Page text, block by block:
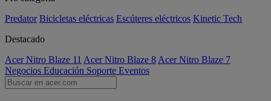
Predator Bicicletas eléctricas Escúteres eléctricos Kinetic Tech
Destacado
Acer Nitro Blaze 11 Acer Nitro Blaze 8 Acer Nitro Blaze 7
Negocios Educación Soporte Eventos